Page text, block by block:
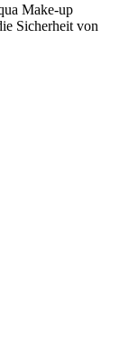
Make-up
Sicherheit von